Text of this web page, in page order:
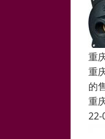
重
重
的
重
22-